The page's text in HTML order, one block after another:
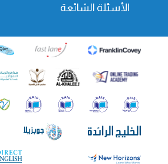
الأسئلة الشائعة